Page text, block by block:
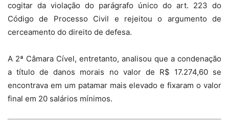
cogitar da violação do parágrafo único do art. 223 do
Código de Processo Civil e rejeitou o argumento de
cerceamento do direito de defesa.
A 2ª Câmara Cível, entretanto, analisou que a condenação
a título de danos morais no valor de R$ 17.274,60 se
encontrava em um patamar mais elevado e fixaram o valor
final em 20 salários mínimos.